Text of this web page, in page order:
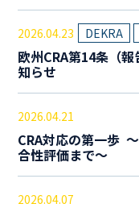
2026.04.23
欧州CRA第14条（
知らせ
DEKRA
2026.04.21
CRA対応の第一歩
合性評価まで～
2026.04.07